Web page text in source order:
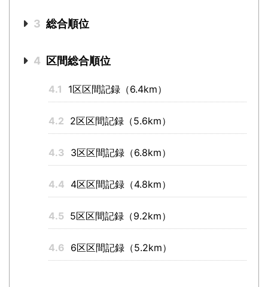
3 総合順位
4 区間総合順位
4.1 1区区間記録（6.4km）
4.2 2区区間記録（5.6km）
4.3 3区区間記録（6.8km）
4.4 4区区間記録（4.8km）
4.5 5区区間記録（9.2km）
4.6 6区区間記録（5.2km）